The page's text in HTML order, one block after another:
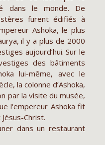
dans le monde. De
furent édifiés à
Ashoka, le plus
il y a plus de 2000
aujourd’hui. Sur le
des bâtiments
lui-même, avec le
la colonne d’Ashoka,
par la visite du musée,
l'empereur Ashoka fit
Christ.
dans un restaurant